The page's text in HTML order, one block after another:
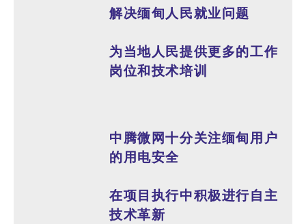
解决缅甸人民就业问题
为当地人民提供更多的工作
岗位和技术培训
中腾微网十分关注缅甸用户
的用电安全
在项目执行中积极进行自主
技术革新